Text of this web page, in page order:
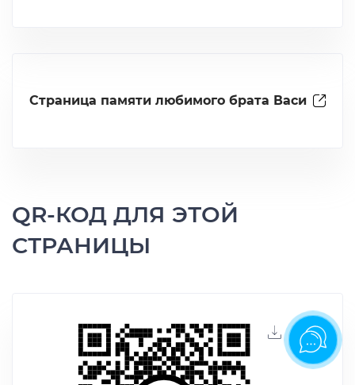
Страница памяти любимого брата Васи
QR-КОД ДЛЯ ЭТОЙ
СТРАНИЦЫ